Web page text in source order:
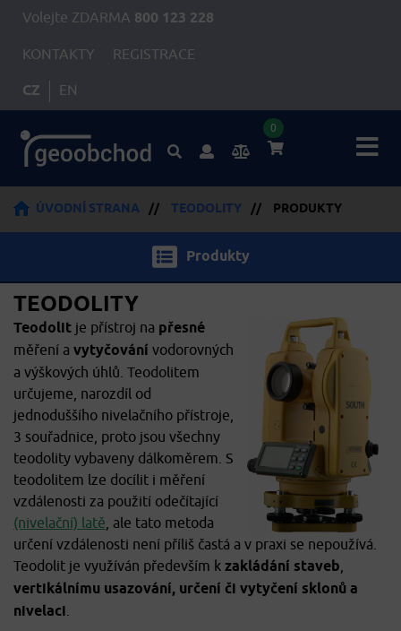
Volejte ZDARMA 800 123 228
KONTAKTY REGISTRACE
CZ EN
0
ÚVODNÍ STRANA // TEODOLITY // PRODUKTY
Produkty
TEODOLITY
Teodolit je přístroj na přesné
měření a vytyčování vodorovných
a výškových úhlů. Teodolitem
určujeme, narozdíl od
jednoduššího nivelačního přístroje,
3 souřadnice, proto jsou všechny
teodolity vybaveny dálkoměrem. S
teodolitem lze docílit i měření
vzdálenosti za použití odečítající
(nivelační) latě, ale tato metoda
určení vzdálenosti není příliš častá a v praxi se nepoužívá.
Teodolit je využíván především k zakládání staveb,
vertikálnímu usazování, určení či vytyčení sklonů a
nivelaci.